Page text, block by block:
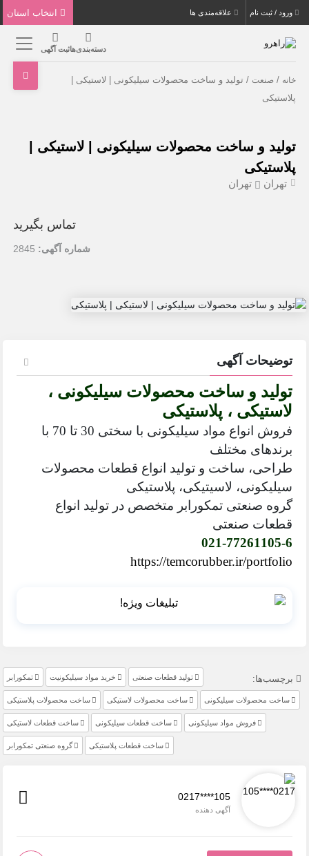
ورود / ثبت نام علاقه‌مندی ها
دسته‌بندی‌هاثبت آگهی
خانه /صنعت / تولید و ساخت محصولات سیلیکونی | لاستیکی |
پلاستیکی
تولید و ساخت محصولات سیلیکونی | لاستیکی |
پلاستیکی
تهران تهران
تماس بگیرید
شماره آگهی: 2845
توضیحات آگهی
تولید و ساخت محصولات سیلیکونی ،
لاستیکی ، پلاستیکی
فروش انواع مواد سیلیکونی با سختی 30 تا 70 با
برندهای مختلف
طراحی، ساخت و تولید انواع قطعات محصولات
سیلیکونی، لاسیتیکی، پلاستیکی
گروه صنعتی تمکورابر متخصص در تولید انواع
قطعات صنعتی
021-77261105-6
https://temcorubber.ir/portfolio
برچسب‌ها: تولید قطعات صنعتی خرید مواد سیلیکونیت تمکورابر
ساخت محصولات سیلیکونی ساخت محصولات لاستیکی ساخت محصولات پلاستیکی
فروش مواد سیلیکونی ساخت قطعات سیلیکونی ساخت قطعات لاستیکی
ساخت قطعات پلاستیکی گروه صنعتی تمکورابر
0217****105
آگهی دهنده